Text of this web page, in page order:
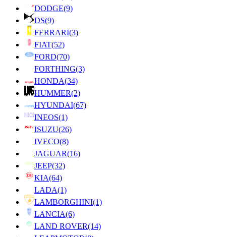
DODGE(9)
DS(9)
FERRARI(3)
FIAT(52)
FORD(70)
FORTHING(3)
HONDA(34)
HUMMER(2)
HYUNDAI(67)
INEOS(1)
ISUZU(26)
IVECO(8)
JAGUAR(16)
JEEP(32)
KIA(64)
LADA(1)
LAMBORGHINI(1)
LANCIA(6)
LAND ROVER(14)